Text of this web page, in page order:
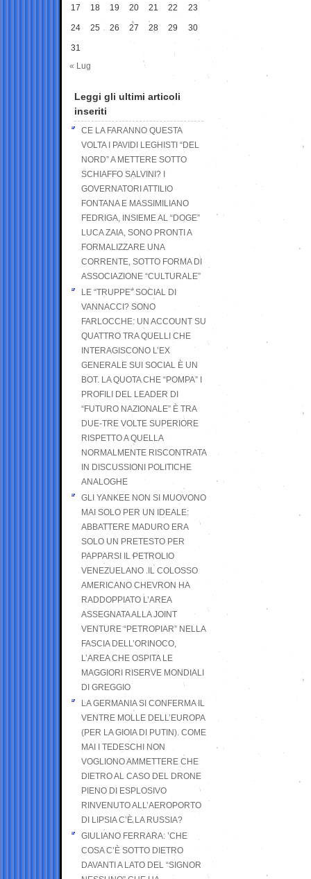
17 18 19 20 21 22 23
24 25 26 27 28 29 30
31
« Lug
Leggi gli ultimi articoli
inseriti
CE LA FARANNO QUESTA
VOLTA I PAVIDI LEGHISTI “DEL
NORD” A METTERE SOTTO
SCHIAFFO SALVINI? I
GOVERNATORI ATTILIO
FONTANA E MASSIMILIANO
FEDRIGA, INSIEME AL “DOGE”
LUCA ZAIA, SONO PRONTI A
FORMALIZZARE UNA
CORRENTE, SOTTO FORMA DI
ASSOCIAZIONE “CULTURALE”
LE “TRUPPE” SOCIAL DI
VANNACCI? SONO
FARLOCCHE: UN ACCOUNT SU
QUATTRO TRA QUELLI CHE
INTERAGISCONO L’EX
GENERALE SUI SOCIAL È UN
BOT. LA QUOTA CHE “POMPA” I
PROFILI DEL LEADER DI
“FUTURO NAZIONALE” È TRA
DUE-TRE VOLTE SUPERIORE
RISPETTO A QUELLA
NORMALMENTE RISCONTRATA
IN DISCUSSIONI POLITICHE
ANALOGHE
GLI YANKEE NON SI MUOVONO
MAI SOLO PER UN IDEALE:
ABBATTERE MADURO ERA
SOLO UN PRETESTO PER
PAPPARSI IL PETROLIO
VENEZUELANO .IL COLOSSO
AMERICANO CHEVRON HA
RADDOPPIATO L’AREA
ASSEGNATA ALLA JOINT
VENTURE “PETROPIAR” NELLA
FASCIA DELL’ORINOCO,
L’AREA CHE OSPITA LE
MAGGIORI RISERVE MONDIALI
DI GREGGIO
LA GERMANIA SI CONFERMA IL
VENTRE MOLLE DELL’EUROPA
(PER LA GIOIA DI PUTIN). COME
MAI I TEDESCHI NON
VOGLIONO AMMETTERE CHE
DIETRO AL CASO DEL DRONE
PIENO DI ESPLOSIVO
RINVENUTO ALL’AEROPORTO
DI LIPSIA C’È LA RUSSIA?
GIULIANO FERRARA: ’CHE
COSA C’È SOTTO DIETRO
DAVANTI A LATO DEL “SIGNOR